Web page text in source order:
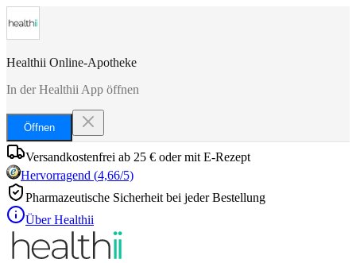
Healthii Online-Apotheke
In der Healthii App öffnen
Öffnen
Versandkostenfrei ab 25 € oder mit E-Rezept
Hervorragend (4,66/5)
Pharmazeutische Sicherheit bei jeder Bestellung
Über Healthii